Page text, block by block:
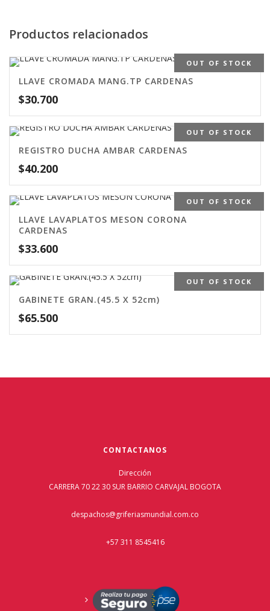
Productos relacionados
OUT OF STOCK
LLAVE CROMADA MANG.TP CARDENAS
$30.700
OUT OF STOCK
REGISTRO DUCHA AMBAR CARDENAS
$40.200
OUT OF STOCK
LLAVE LAVAPLATOS MESON CORONA
CARDENAS
$33.600
OUT OF STOCK
GABINETE GRAN.(45.5 X 52cm)
$65.500
CONTACTANOS
Dirección
CARRERA 70 22 30 SUR BARRIO CARVAJAL BOGOTA
despachos@griferiasmundial.com.co
+57 311 8545416